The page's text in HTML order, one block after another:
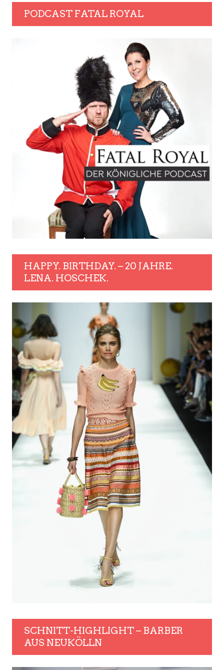
PODCAST FATAL ROYAL
HAPPY. BIRTHDAY. – 20 JAHRE.
LENA. HOSCHEK.
SCHNITT-HIGHLIGHT – BARBER
AUS NEUKÖLLN